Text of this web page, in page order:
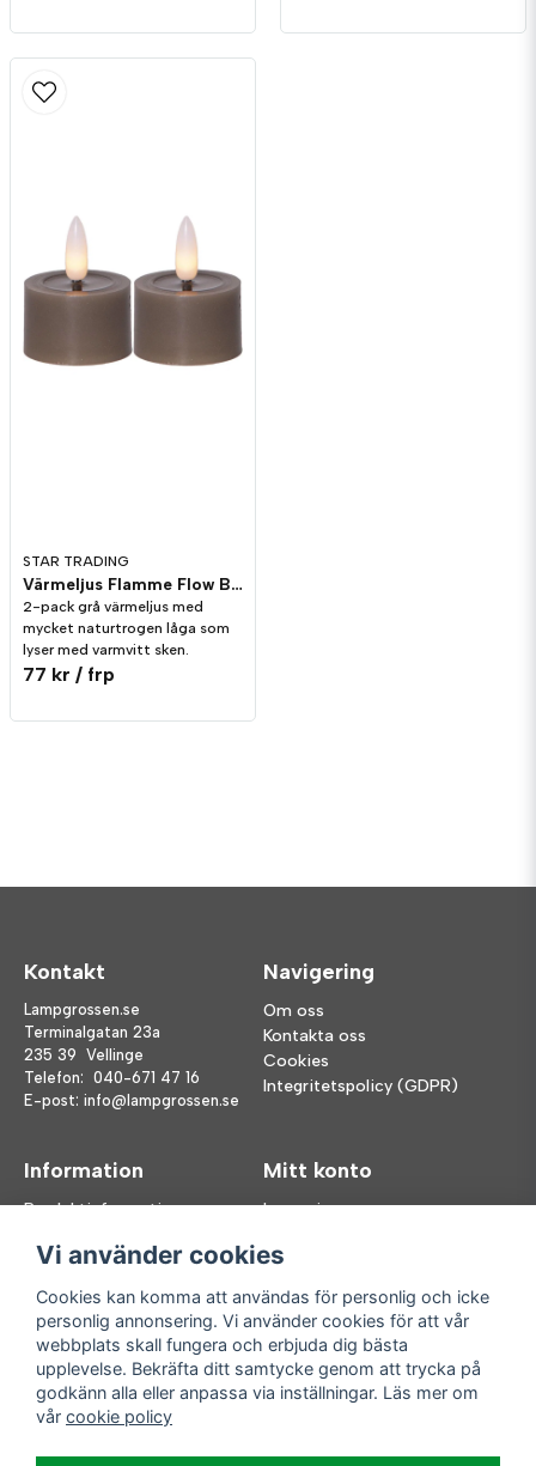
STAR TRADING
Värmeljus Flamme Flow Brun/Mullvad 2-pack Timer
2-pack grå värmeljus med
mycket naturtrogen låga som
lyser med varmvitt sken.
77 kr / frp
Kontakt
Lampgrossen.se
Terminalgatan 23a
235 39 Vellinge
Telefon: 040-671 47 16
E-post: info@lampgrossen.se
Navigering
Om oss
Kontakta oss
Cookies
Integritetspolicy (GDPR)
Information
Produktinformation
FAQ
Mitt konto
Logga in
Glömt lösenord?
Följ oss
Facebook
Instagram
Handla enkelt
Enkla leveranser
Vi använder cookies
Cookies kan komma att användas för personlig och icke
personlig annonsering. Vi använder cookies för att vår
webbplats skall fungera och erbjuda dig bästa
upplevelse. Bekräfta ditt samtycke genom att trycka på
godkänn alla eller anpassa via inställningar. Läs mer om
vår cookie policy